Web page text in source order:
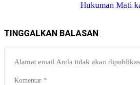
Hukuman Mati
TINGGALKAN BALASAN
Alamat email Anda tidak akan
Komentar *